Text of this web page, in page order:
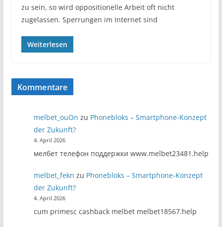
zu sein, so wird oppositionelle Arbeit oft nicht
zugelassen. Sperrungen im Internet sind
Weiterlesen
Kommentare
melbet_ouOn zu Phonebloks – Smartphone-Konzept
der Zukunft?
4. April 2026
мелбет телефон поддержки www.melbet23481.help
melbet_fekn zu Phonebloks – Smartphone-Konzept
der Zukunft?
4. April 2026
cum primesc cashback melbet melbet18567.help